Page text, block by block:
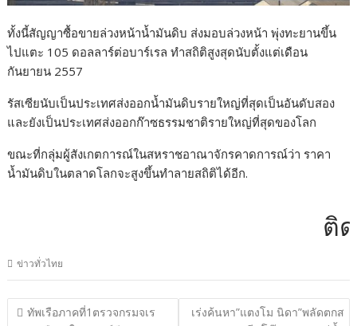
ทั้งนี้สัญญาซื้อขายล่วงหน้าน้ำมันดิบ ส่งมอบล่วงหน้า พุ่งทะยานขึ้น
ไปแตะ 105 ดอลลาร์ต่อบาร์เรล ทำสถิติสูงสุดนับตั้งแต่เดือน
กันยายน 2557
รัสเซียนับเป็นประเทศส่งออกน้ำมันดิบรายใหญ่ที่สุดเป็นอันดับสอง
และยังเป็นประเทศส่งออกก๊าซธรรมชาติรายใหญ่ที่สุดของโลก
ขณะที่กลุ่มผู้สังเกตการณ์ในสหราชอาณาจักรคาดการณ์ว่า ราคา
น้ำมันดิบในตลาดโลกจะสูงขึ้นทำลายสถิติได้อีก.
ติดต่
ข่าวทั่วไทย
แนะแนว
ทัพเรือภาคที่1ตรวจกรมจเร
เร่งค้นหา”แตงโม นิดา”พลัดตกส